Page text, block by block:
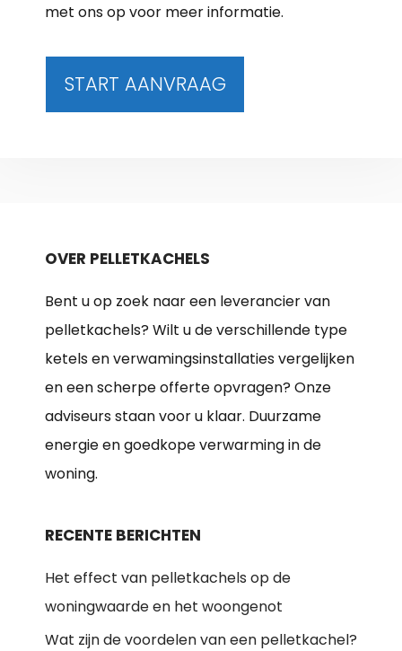
met ons op voor meer informatie.
START AANVRAAG
OVER PELLETKACHELS
Bent u op zoek naar een leverancier van
pelletkachels? Wilt u de verschillende type
ketels en verwamingsinstallaties vergelijken
en een scherpe offerte opvragen? Onze
adviseurs staan voor u klaar. Duurzame
energie en goedkope verwarming in de
woning.
RECENTE BERICHTEN
Het effect van pelletkachels op de
woningwaarde en het woongenot
Wat zijn de voordelen van een pelletkachel?